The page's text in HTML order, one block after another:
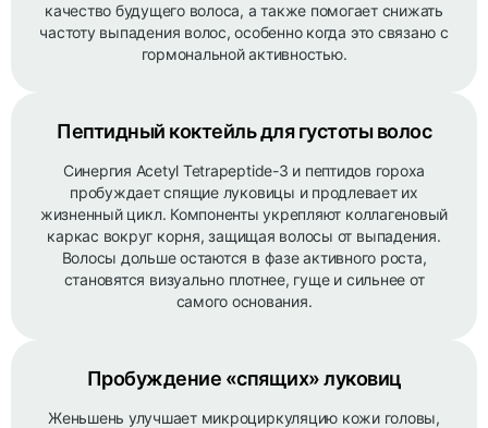
качество будущего волоса, а также помогает снижать
частоту выпадения волос, особенно когда это связано с
гормональной активностью.
Пептидный коктейль для густоты волос
Синергия Acetyl Tetrapeptide-3 и пептидов гороха
пробуждает спящие луковицы и продлевает их
жизненный цикл. Компоненты укрепляют коллагеновый
каркас вокруг корня, защищая волосы от выпадения.
Волосы дольше остаются в фазе активного роста,
становятся визуально плотнее, гуще и сильнее от
самого основания.
Пробуждение «спящих» луковиц
Женьшень улучшает микроциркуляцию кожи головы,